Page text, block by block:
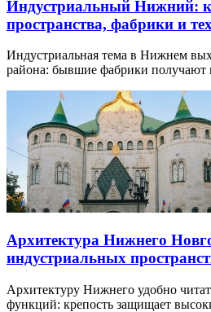
Индустриальный Нижний:
пространства, фабрики и
Индустриальная тема в Нижнем
района: бывшие фабрики получают
Архитектура Нижнего
индустриальных
Архитектуру Нижнего удобно
функций: крепость защищает